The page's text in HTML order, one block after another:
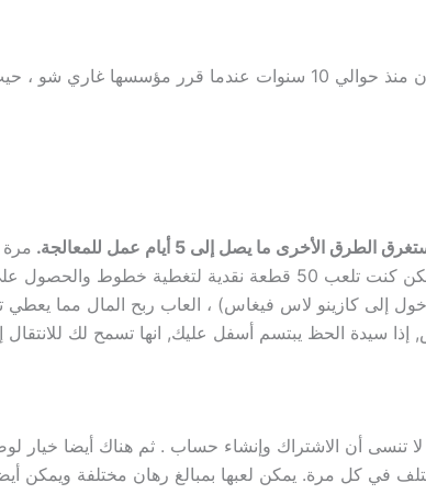
بدأت قصة شركة تطوير ألعاب الكازينو نيكتان منذ حوالي 10
ما يصل إلى 5 أيام عمل للمعالجة.
إلى كازينو لاس فيغاس) ، العاب ربح المال مما يعطي
إذا سيدة الحظ يبتسم أسفل عليك, انها تسمح لك
لا تنسى أن الاشتراك وإنشاء حساب . ثم هناك أيضا
ما يصل إلى 2000 لاعب مختلف في كل مرة. يمكن لعبها بمبالغ رهان